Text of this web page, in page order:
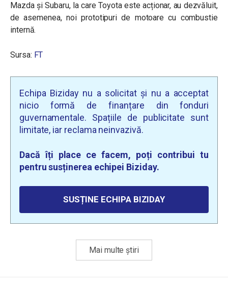
Mazda și Subaru, la care Toyota este acționar, au dezvăluit,
de asemenea, noi prototipuri de motoare cu combustie
internă.
Sursa: FT
Echipa Biziday nu a solicitat și nu a acceptat
nicio formă de finanțare din fonduri
guvernamentale. Spațiile de publicitate sunt
limitate, iar reclama neinvazivă.
Dacă îți place ce facem, poți contribui tu
pentru susținerea echipei Biziday.
SUSȚINE ECHIPA BIZIDAY
Mai multe știri